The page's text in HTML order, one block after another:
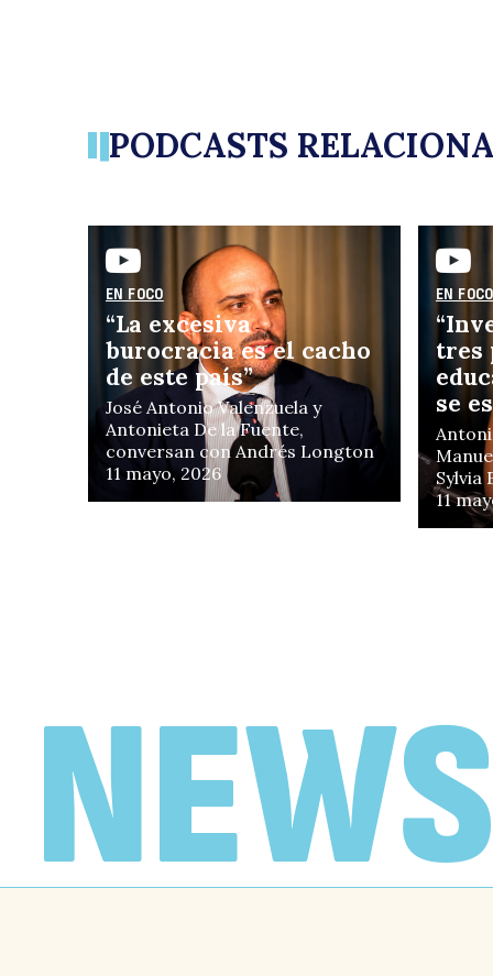
PODCASTS
EN FOCO
“La excesiva
burocracia es el cacho
de este país”
José Antonio Valenzuela y
Antonieta De la Fuente,
conversan con Andrés Longton
11 mayo, 2026
EN FOCO
tres
se
Sylvia
11
Francisco Galli, conversan con
Vlado Mirosevic
19 febrero, 2026